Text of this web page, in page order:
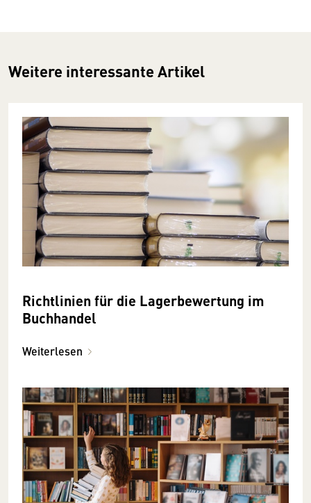
Weitere interessante Artikel
Richtlinien für die Lagerbewertung im
Buchhandel
Weiterlesen